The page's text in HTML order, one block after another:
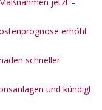
erhöht
schneller
und kündigt